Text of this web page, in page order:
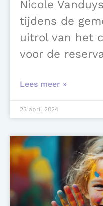
Nicole
tijdens de
uitrol van het
voor de
Lees meer »
23 april 2024